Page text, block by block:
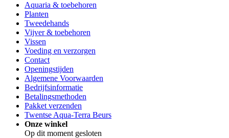
Aquaria & toebehoren
Planten
Tweedehands
Vijver & toebehoren
Vissen
Voeding en verzorgen
Contact
Openingstijden
Algemene Voorwaarden
Bedrijfsinformatie
Betalingsmethoden
Pakket verzenden
Twentse Aqua-Terra Beurs
Onze winkel
Op dit moment gesloten